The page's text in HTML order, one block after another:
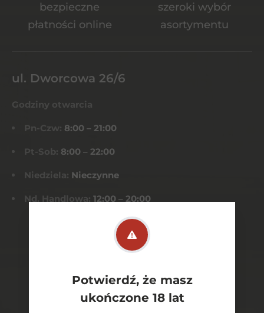
Potwierdź, że masz
ukończone 18 lat
bezpieczne
płatności online
szeroki wybór
asortymentu
ul. Dworcowa 26/6
Godziny otwarcia
Pn-Czw: 8:00 – 21:00
Pt-Sob: 8:00 – 22:00
Niedziela: Nieczynne
Nd. Handlowa: 12:00 – 20:00